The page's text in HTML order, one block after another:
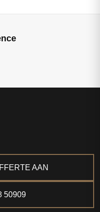
AAN
50909